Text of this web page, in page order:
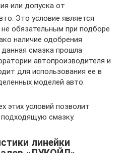
или допуска от
Это условие является
обязательным при подборе
наличие одобрения
данная смазка прошла
автопроизводителя и
для использования ее в
моделей авто.
этих условий позволит
смазку.
линейки